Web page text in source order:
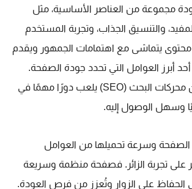
مجموعة من العناصر الأساسية، مثل
والتنسيق الجذاب، وتجربة المستخدم
محتوى يتماشى مع اهتمامات الجمهور ويقدم
أبرز العوامل التي تحدد جودة الصفحة.
كذلك، فإن تحسين محركات البحث (SEO) يلعب دورًا مهمًا في
وسهل الوصول إليه.
الصفحة وسرعة تحميلها من العوامل
على تجربة الزائر. فصفحة منظمة وسريعة
على الزوار وتُعزز من فرص العودة.